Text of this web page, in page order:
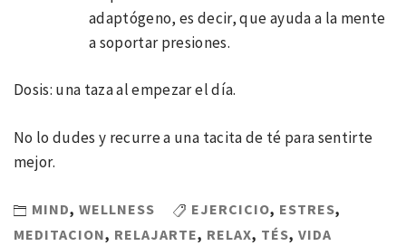
adaptógeno, es decir, que ayuda a la mente
a soportar presiones.
Dosis: una taza al empezar el día.
No lo dudes y recurre a una tacita de té para sentirte
mejor.
MIND, WELLNESS EJERCICIO, ESTRES,
MEDITACION, RELAJARTE, RELAX, TÉS, VIDA